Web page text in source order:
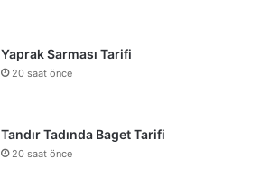
Yaprak Sarması Tarifi
20 saat önce
Tandır Tadında Baget Tarifi
20 saat önce